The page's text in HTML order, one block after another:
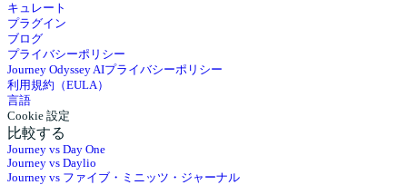
キュレート
プラグイン
ブログ
プライバシーポリシー
Journey Odyssey AIプライバシーポリシー
利用規約（EULA）
言語
Cookie 設定
比較する
Journey vs Day One
Journey vs Daylio
Journey vs ファイブ・ミニッツ・ジャーナル